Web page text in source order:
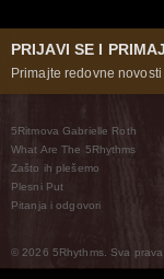
PRIJAVI SE I
Primajte redovne
5Ritmova Gabrielle Roth
What Are The 5Rhythms
Zašto ih plešemo
Plesni Put
Pitanja i odgovori
© 2026 5Rhythms. Sva